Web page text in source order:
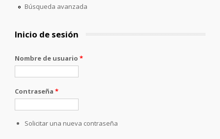
Búsqueda avanzada
Inicio de sesión
Nombre de usuario *
Contraseña *
Solicitar una nueva contraseña